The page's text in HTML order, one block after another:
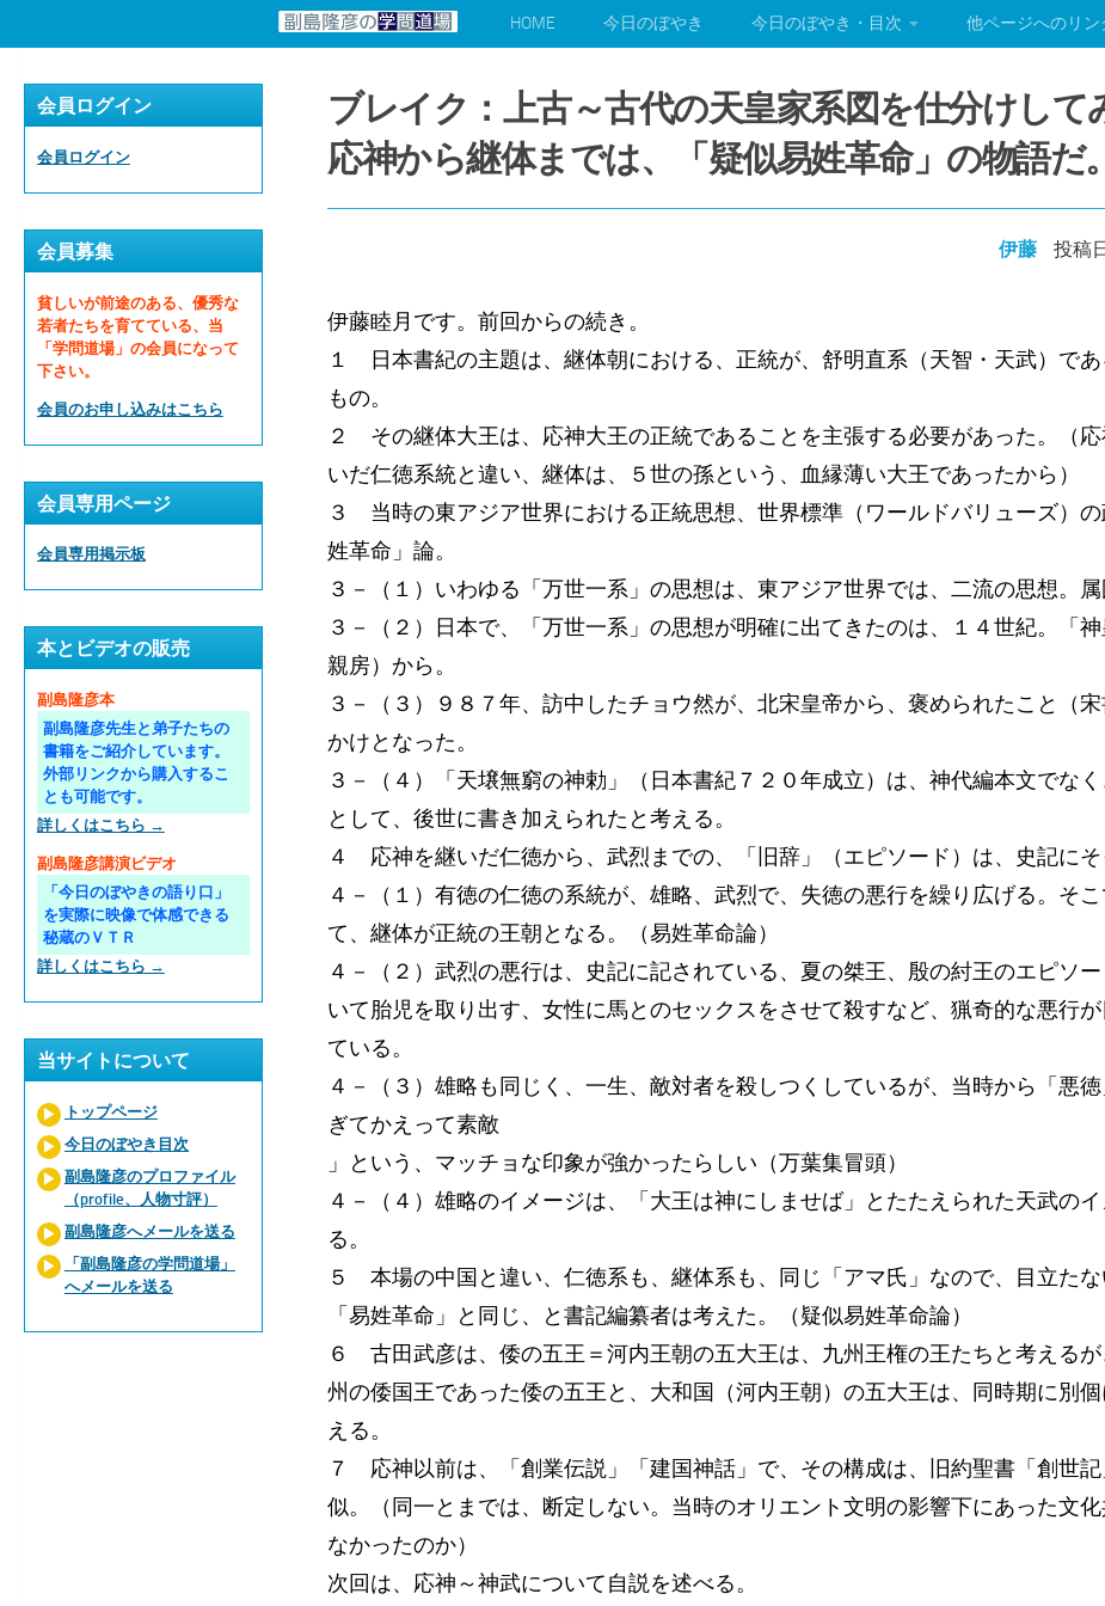
HOME 今日のぼやき 今日のぼやき・目次 他ページへのリン
ブレイク：上古～古代の天皇家系図を仕分けして
応神から継体までは、「疑似易姓革命」の物語だ。
伊藤 投稿
伊藤睦月です。前回からの続き。
１ 日本書紀の主題は、継体朝における、正統が、舒明直系（天智・天武）で
もの。
２ その継体大王は、応神大王の正統であることを主張する必要があった。（
いだ仁徳系統と違い、継体は、５世の孫という、血縁薄い大王であったから）
３ 当時の東アジア世界における正統思想、世界標準（ワールドバリューズ）
姓革命」論。
３－（１）いわゆる「万世一系」の思想は、東アジア世界では、二流の思想。
３－（２）日本で、「万世一系」の思想が明確に出てきたのは、１４世紀。「
親房）から。
３－（３）９８７年、訪中したチョウ然が、北宋皇帝から、褒められたこと（
かけとなった。
３－（４）「天壌無窮の神勅」（日本書紀７２０年成立）は、神代編本文でなく
として、後世に書き加えられたと考える。
４ 応神を継いだ仁徳から、武烈までの、「旧辞」（エピソード）は、史記にそ
４－（１）有徳の仁徳の系統が、雄略、武烈で、失徳の悪行を繰り広げる。そ
て、継体が正統の王朝となる。（易姓革命論）
４－（２）武烈の悪行は、史記に記されている、夏の桀王、殷の紂王のエピソ
いて胎児を取り出す、女性に馬とのセックスをさせて殺すなど、猟奇的な悪行
ている。
４－（３）雄略も同じく、一生、敵対者を殺しつくしているが、当時から「悪
ぎてかえって素敵
」という、マッチョな印象が強かったらしい（万葉集冒頭）
４－（４）雄略のイメージは、「大王は神にしませば」とたたえられた天武の
る。
５ 本場の中国と違い、仁徳系も、継体系も、同じ「アマ氏」なので、目立た
「易姓革命」と同じ、と書記編纂者は考えた。（疑似易姓革命論）
６ 古田武彦は、倭の五王＝河内王朝の五大王は、九州王権の王たちと考える
州の倭国王であった倭の五王と、大和国（河内王朝）の五大王は、同時期に別
える。
７ 応神以前は、「創業伝説」「建国神話」で、その構成は、旧約聖書「創世
似。（同一とまでは、断定しない。当時のオリエント文明の影響下にあった文
なかったのか）
次回は、応神～神武について自説を述べる。
会員ログイン
会員ログイン
会員募集
貧しいが前途のある、優秀な
若者たちを育てている、当
「学問道場」の会員になって
下さい。
会員のお申し込みはこちら
会員専用ページ
会員専用掲示板
本とビデオの販売
副島隆彦本
副島隆彦先生と弟子たちの
書籍をご紹介しています。
外部リンクから購入するこ
とも可能です。
詳しくはこちら →
副島隆彦講演ビデオ
「今日のぼやきの語り口」
を実際に映像で体感できる
秘蔵のＶＴＲ
詳しくはこちら →
当サイトについて
トップページ
今日のぼやき目次
副島隆彦のプロファイル
（profile、人物寸評）
副島隆彦へメールを送る
「副島隆彦の学問道場」
へメールを送る